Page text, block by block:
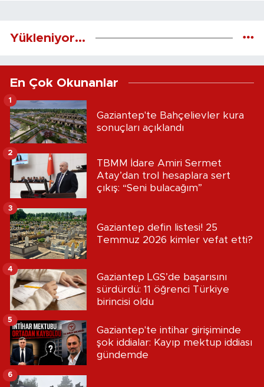
Yükleniyor...
En Çok Okunanlar
Gaziantep'te Bahçelievler kura
sonuçları açıklandı
1
TBMM İdare Amiri Sermet
Atay’dan trol hesaplara sert
çıkış: “Seni bulacağım”
2
Gaziantep defin listesi! 25
Temmuz 2026 kimler vefat etti?
3
Gaziantep LGS’de başarısını
sürdürdü: 11 öğrenci Türkiye
birincisi oldu
4
Gaziantep'te intihar girişiminde
şok iddialar: Kayıp mektup iddiası
gündemde
5
6